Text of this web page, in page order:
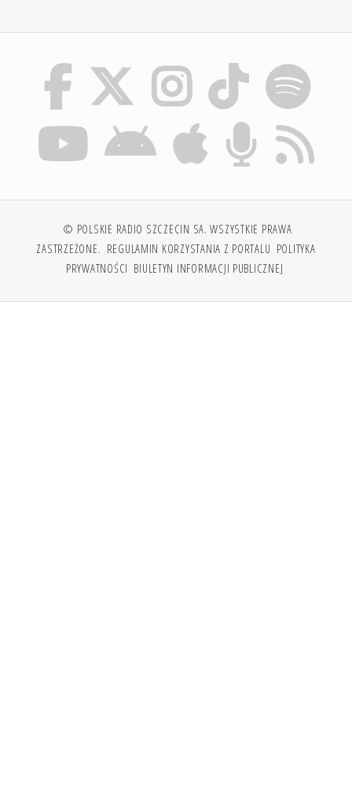
© POLSKIE RADIO SZCZECIN SA. WSZYSTKIE PRAWA
ZASTRZEŻONE. REGULAMIN KORZYSTANIA Z PORTALU POLITYKA
PRYWATNOŚCI BIULETYN INFORMACJI PUBLICZNEJ